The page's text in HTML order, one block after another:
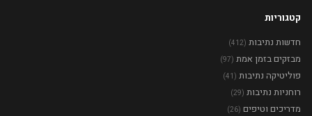
קטגוריות
חדשות נתיבות (412)
מבזקים בזמן אמת (97)
פוליטיקה נתיבות (41)
רוחניות נתיבות (29)
מדריכים וטיפים (26)